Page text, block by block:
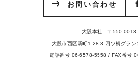
お問い合わせ
大阪本社 : 〒550-0013
大阪市西区新町1-28-3 四ツ橋グラン
電話番号 06-6578-5558 / FAX番号